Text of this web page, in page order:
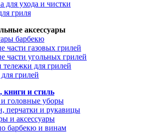
для ухода и чистки
гриля
аксессуары
барбекю
части газовых грилей
части угольных грилей
для грилей
грилей
книги и стиль
головные уборы
перчатки и рукавицы
и аксессуары
барбекю и винам